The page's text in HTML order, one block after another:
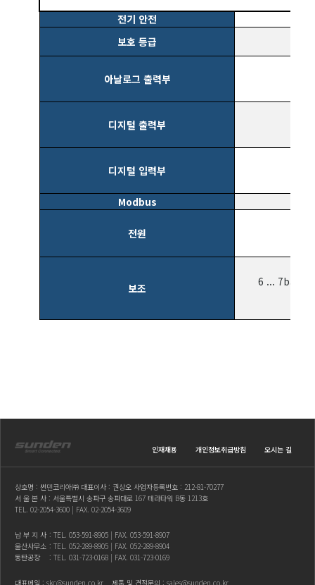
전기 안전
보호 등급
아날로그 출력부
디지털 출력부
디지털 입력부
Modbus
전원
보조 6 ... 7bar,
인재채용 개인정보취급방침 오시는 길
상호명 : 썬덴코리아㈜ 대표이사 : 권상오 사업자등록번호 : 212-81-70277
서 울 본 사 : 서울특별시 송파구 송파대로 167 테라타워 B동 1213호
TEL. 02-2054-3600 | FAX. 02-2054-3609
남 부 지 사 : TEL. 053-591-8905 | FAX. 053-591-8907
울산사무소 : TEL. 052-289-8905 | FAX. 052-289-8904
동탄공장
: TEL. 031-723-0168 | FAX. 031-723-0169
대표메일 : skc@sunden.co.kr 제품 및 견적문의 : sales@sunden.co.kr